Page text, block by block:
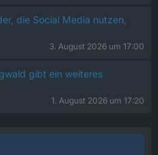
die Social Media nutzen,
3. August 2026 um 17:00
gibt ein weiteres
1. August 2026 um 17:20